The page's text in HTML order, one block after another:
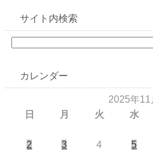
サイト内検索
カレンダー
2025年11
日
月 火 水
2
3 4 5